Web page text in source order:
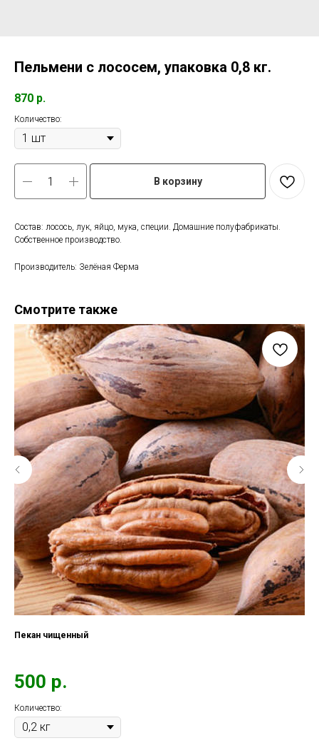
Пельмени с лососем, упаковка 0,8 кг.
870 р.
Количество:
В корзину
Состав: лосось, лук, яйцо, мука, специи. Домашние полуфабрикаты.
Собственное производство.
Производитель: Зелёная Ферма
Смотрите также
Пекан чищенный
500 р.
Количество: